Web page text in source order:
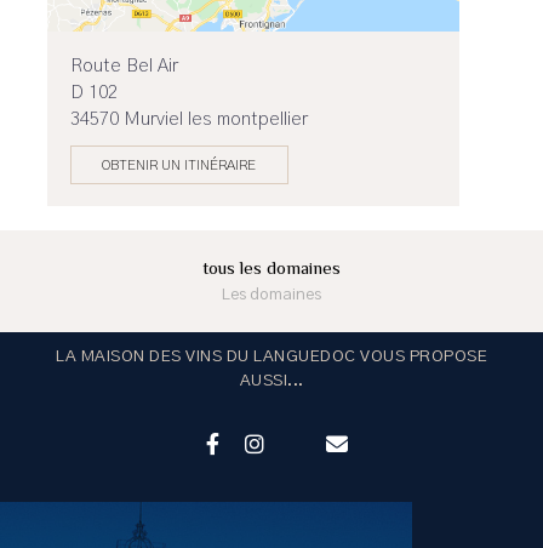
Route Bel Air
D 102
34570 Murviel les montpellier
OBTENIR UN ITINÉRAIRE
tous les domaines
Les domaines
LA MAISON DES VINS DU LANGUEDOC VOUS PROPOSE
AUSSI...